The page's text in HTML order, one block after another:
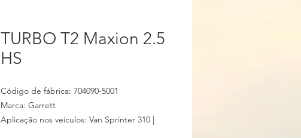
TURBO T2 Maxion 2.5
HS
Código de fábrica: 704090-5001
Marca: Garrett
Aplicação nos veículos: Van Sprinter 310 |